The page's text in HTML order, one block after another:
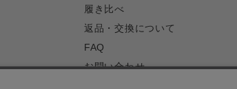
履き比べ
返品・交換について
FAQ
お問い合わせ